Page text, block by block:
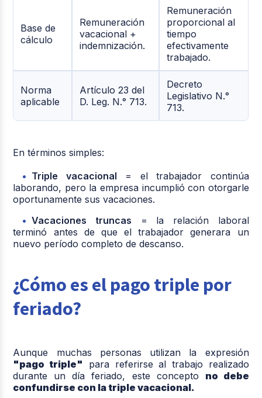
Base de
cálculo
Remuneración
vacacional +
indemnización.
Remuneración
proporcional al
tiempo
efectivamente
trabajado.
Norma
aplicable
Artículo 23 del
D. Leg. N.° 713.
Decreto
Legislativo N.°
713.
En términos simples:
Triple vacacional = el trabajador continúa
laborando, pero la empresa incumplió con otorgarle
oportunamente sus vacaciones.
Vacaciones truncas = la relación laboral
terminó antes de que el trabajador generara un
nuevo período completo de descanso.
¿Cómo es el pago triple por
feriado?
Aunque muchas personas utilizan la expresión
"pago triple"
para referirse al trabajo realizado
durante un día feriado, este concepto no debe
confundirse con la triple vacacional.